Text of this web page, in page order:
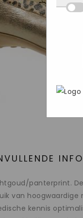
panterprint.
van
kennis
hij
we
In